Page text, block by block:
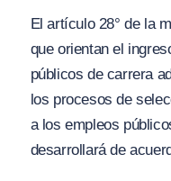
El artículo 28° de la
que orientan el
públicos de carrera
los procesos de
a los empleos
desarrollará de